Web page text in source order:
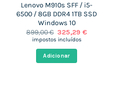
Lenovo M910s SFF / i5-
6500 / 8GB DDR4 1TB SSD
Windows 10
899,00€ O
preço
899,00 €.
325,29€O
impostos incluídos
Adicionar